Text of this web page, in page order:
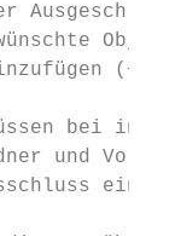
(+)
bei
und